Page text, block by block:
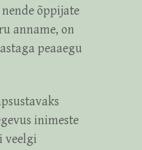
õppijate
anname, on
peaaegu
inimeste
veelgi